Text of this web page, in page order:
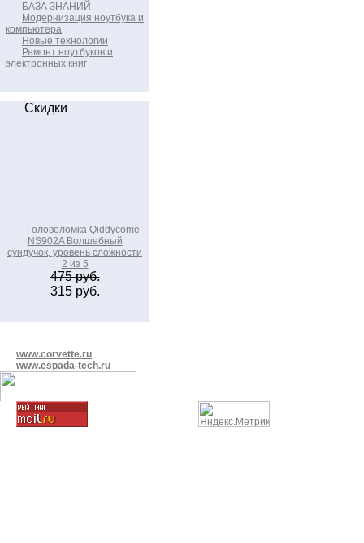
БАЗА ЗНАНИЙ
Модернизация ноутбука и
компьютера
Новые технологии
Ремонт ноутбуков и
электронных книг
Скидки
Головоломка Qiddycome
NS902A Волшебный
сундучок, уровень сложности
2 из 5
475 руб.
315 руб.
www.corvette.ru
www.espada-tech.ru